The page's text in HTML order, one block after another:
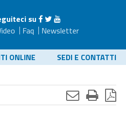
su
Faq Newsletter
ONLINE SEDI E CONTATTI